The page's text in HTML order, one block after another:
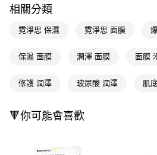
AFTEE先享後付是「在收到商品之後才付款
１．簡單：不需註冊會員、不需綁卡、不需
３．安心：先確認商品／服務後，再付款。
１．於結帳方式選擇「AFTEE先享後付」後
３．收到繳費通知簡訊後14天內，點擊此簡
購買商品的店家。未經商家同意取消之訂單
即享券
全家取貨付款
每筆NT$65，滿NT$390(含以上)免運費
每筆NT$65，滿NT$490(含以上)免運費
相關分類
霓淨思 保濕 霓淨思 面膜
保濕 面膜 潤澤 面膜 面膜
修護 潤澤 玻尿酸 潤澤 肌
🔻你可能會喜歡